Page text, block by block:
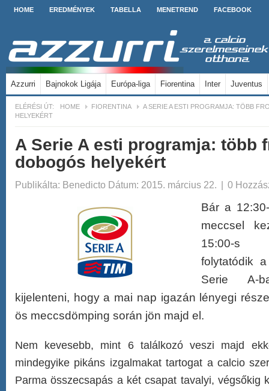
HOME EREDMÉNYEK TABELLA MENETREND FACEBOOK
Azzurri Bajnokok Ligája Európa-liga Fiorentina Inter Juventus
ELÉRÉSI ÚT: HOME FIORENTINA
A SERIE A ESTI PROGRAMJA: TÖBB
HELYEKÉRT
A Serie A esti programja: több
dobogós helyekért
Publikálta: Benedicto Dátum: 2015. március 22. | 0
Bár a
meccsel
15:00-s
folytatódik
Serie A-
kijelenteni, hogy a mai nap igazán lényegi
ös meccsdömping során jön majd el.
Nem kevesebb, mint 6 találkozó veszi majd
mindegyike pikáns izgalmakat tartogat a calcio
Parma összecsapás a két csapat tavalyi, végsőkig